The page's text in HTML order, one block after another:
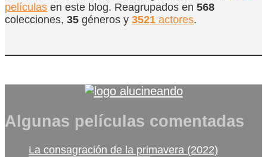
películas en este blog. Reagrupados en 568
colecciones, 35 géneros y 3521 actores.
Algunas películas comentadas
La consagración de la primavera (2022)